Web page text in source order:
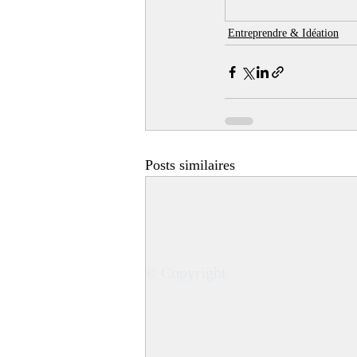
Entreprendre & Idéation
Posts similaires